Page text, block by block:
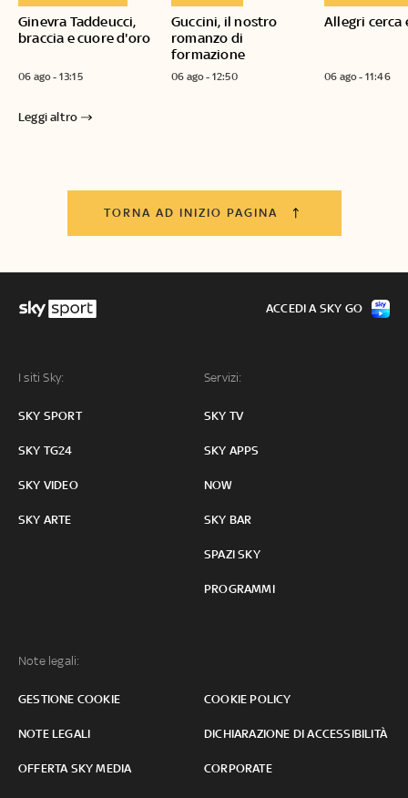
Ginevra Taddeucci,
braccia e cuore d'oro
06 ago - 13:15
Guccini, il nostro
romanzo di
formazione
06 ago - 12:50
Allegri
06 ago - 11:46
Leggi altro
TORNA AD INIZIO PAGINA
I siti Sky:
SKY SPORT
SKY TG24
SKY VIDEO
SKY ARTE
Servizi:
SKY TV
SKY APPS
NOW
SKY BAR
SPAZI SKY
PROGRAMMI
Note legali:
GESTIONE COOKIE COOKIE POLICY
NOTE LEGALI DICHIARAZIONE DI ACCESSIBILITÀ
OFFERTA SKY MEDIA CORPORATE
ACCEDI A SKY GO